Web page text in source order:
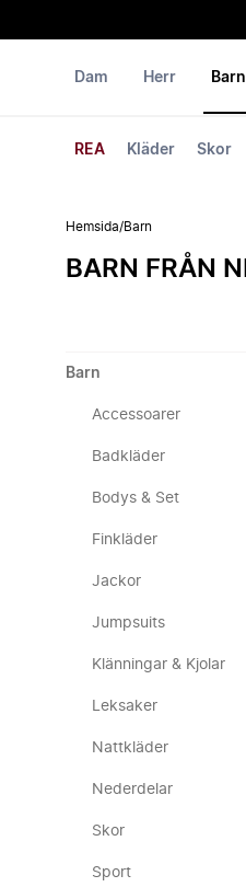
Dam Herr Barn
REA Kläder Skor
Hemsida/Barn
BARN FRÅN
Barn
Accessoarer
Badkläder
Bodys & Set
Finkläder
Jackor
Jumpsuits
Klänningar & Kjolar
Leksaker
Nattkläder
Nederdelar
Skor
Sport